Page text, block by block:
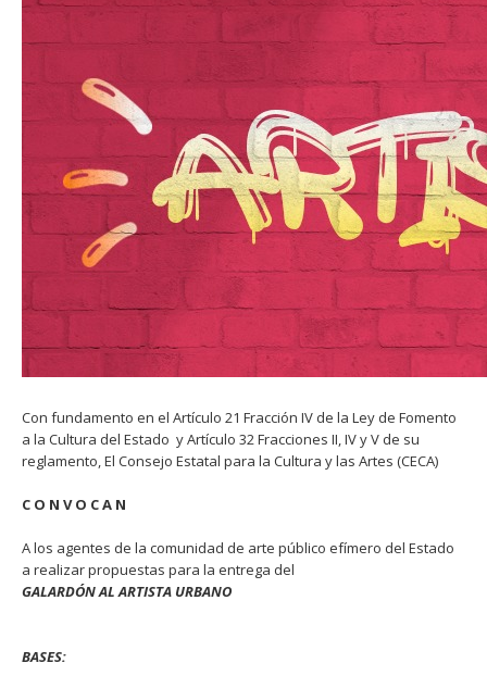
Con fundamento en el Artículo 21 Fracción IV de la Ley de Fomento
a la Cultura del Estado y Artículo 32 Fracciones II, IV y V de su
reglamento, El Consejo Estatal para la Cultura y las Artes (CECA)
C O N V O C A N
A los agentes de la comunidad de arte público efímero del Estado
a realizar propuestas para la entrega del
GALARDÓN AL ARTISTA URBANO
BASES: